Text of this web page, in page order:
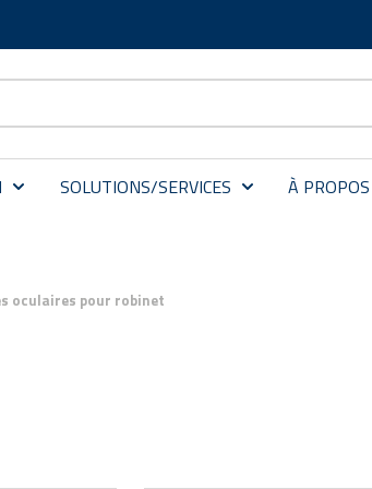
SOLUTIONS/SERVICES À PROPOS
oculaires pour robinet